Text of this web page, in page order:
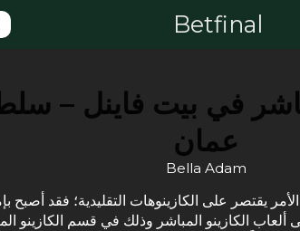
Betfinal
في بيت فاينل –
عمان
Bella Adam
يقتصر على الكازينوهات التقليدية؛ فقد أصبح
ألعاب الكازينو المباشر وذلك في قسم الكازينو